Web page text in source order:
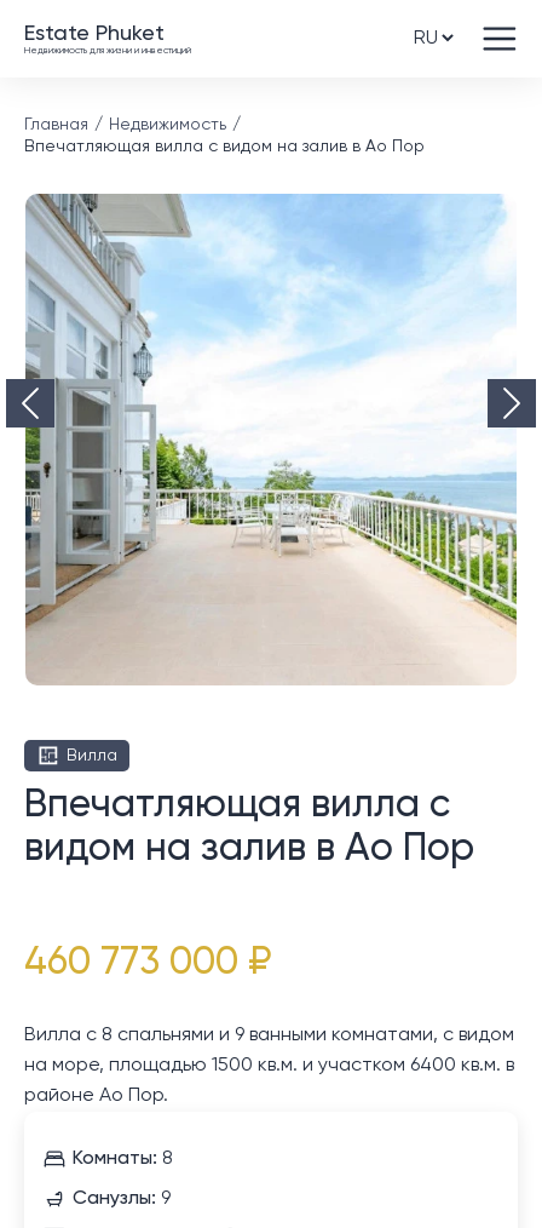
Estate Phuket
Недвижимость для жизни и инвестиций
Главная
Недвижимость
Впечатляющая вилла с видом на залив в Ао Пор
Вилла
Впечатляющая вилла с
видом на залив в Ао Пор
460 773 000 ₽
Вилла с 8 спальнями и 9 ванными комнатами, с видом
на море, площадью 1500 кв.м. и участком 6400 кв.м. в
районе Ао Пор.
Комнаты: 8
Санузлы: 9